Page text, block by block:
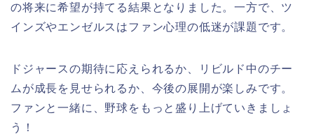
の将来に希望が持てる結果となりました。一方で、ツ
インズやエンゼルスはファン心理の低迷が課題です。
ドジャースの期待に応えられるか、リビルド中のチー
ムが成長を見せられるか、今後の展開が楽しみです。
ファンと一緒に、野球をもっと盛り上げていきましょ
う！